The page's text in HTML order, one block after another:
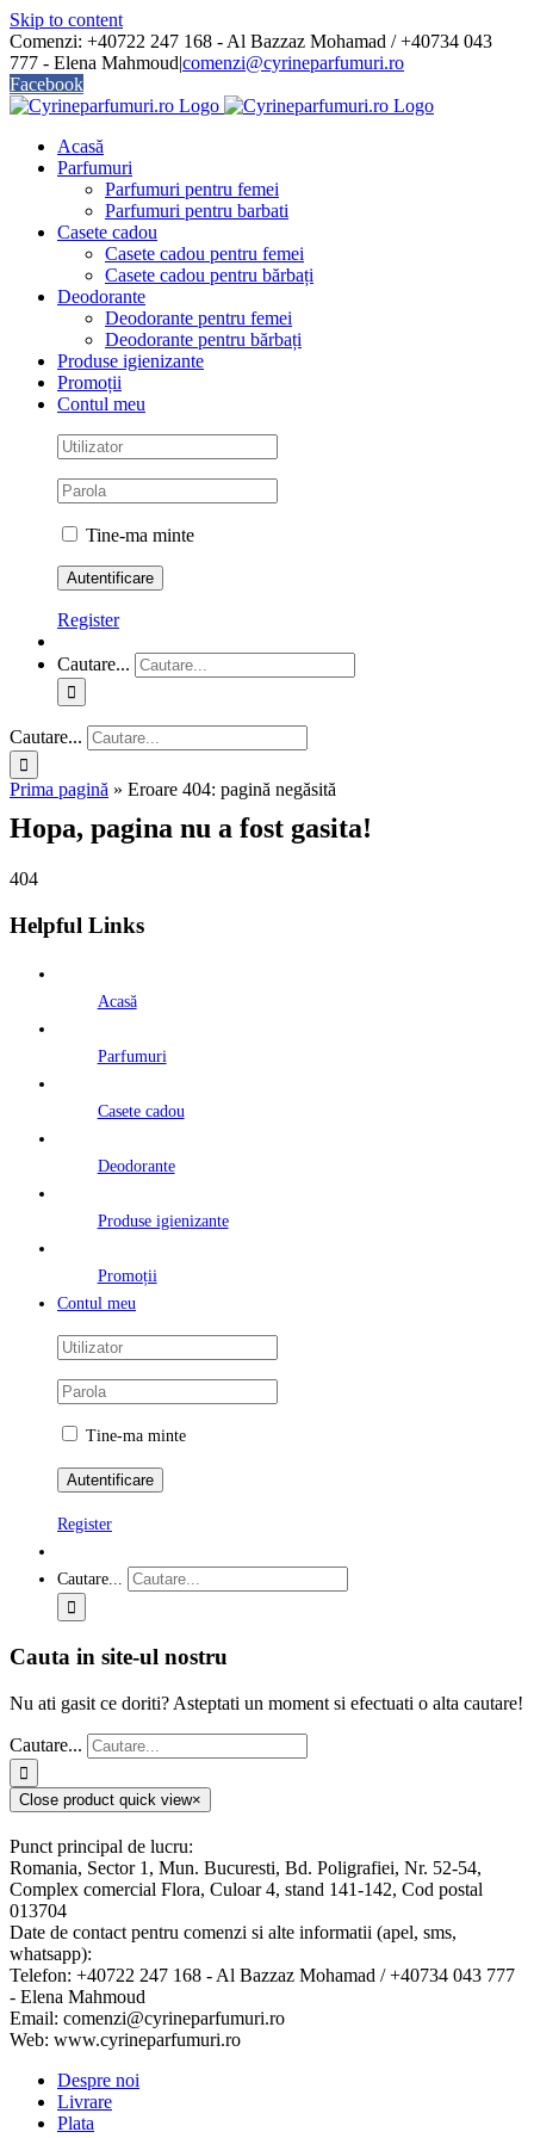
Skip to content
Comenzi: +40722 247 168 - Al Bazzaz Mohamad / +40734 043
777 - Elena Mahmoud|comenzi@cyrineparfumuri.ro
Facebook
Acasă
Parfumuri
Parfumuri pentru femei
Parfumuri pentru barbati
Casete cadou
Casete cadou pentru femei
Casete cadou pentru bărbați
Deodorante
Deodorante pentru femei
Deodorante pentru bărbați
Produse igienizante
Promoții
Contul meu
Tine-ma minte
Register
Cautare...
Cautare...
Prima pagină » Eroare 404: pagină negăsită
Hopa, pagina nu a fost gasita!
404
Helpful Links
Acasă
Parfumuri
Casete cadou
Deodorante
Produse igienizante
Promoții
Contul meu
Tine-ma minte
Register
Cautare...
Cauta in site-ul nostru
Nu ati gasit ce doriti? Asteptati un moment si efectuati o alta cautare!
Cautare...
Close product quick view×
Punct principal de lucru:
Romania, Sector 1, Mun. Bucuresti, Bd. Poligrafiei, Nr. 52-54,
Complex comercial Flora, Culoar 4, stand 141-142, Cod postal
013704
Date de contact pentru comenzi si alte informatii (apel, sms,
whatsapp):
Telefon: +40722 247 168 - Al Bazzaz Mohamad / +40734 043 777
- Elena Mahmoud
Email: comenzi@cyrineparfumuri.ro
Web: www.cyrineparfumuri.ro
Despre noi
Livrare
Plata